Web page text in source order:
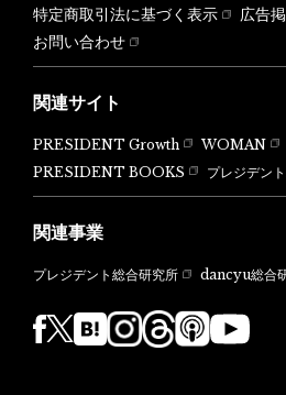
特定商取引法に基づく表示
広告
お問い合わせ
関連サイト
PRESIDENT Growth WOMAN
PRESIDENT BOOKS
プレジデン
関連事業
プレジデント総合研究所 dancyu総合